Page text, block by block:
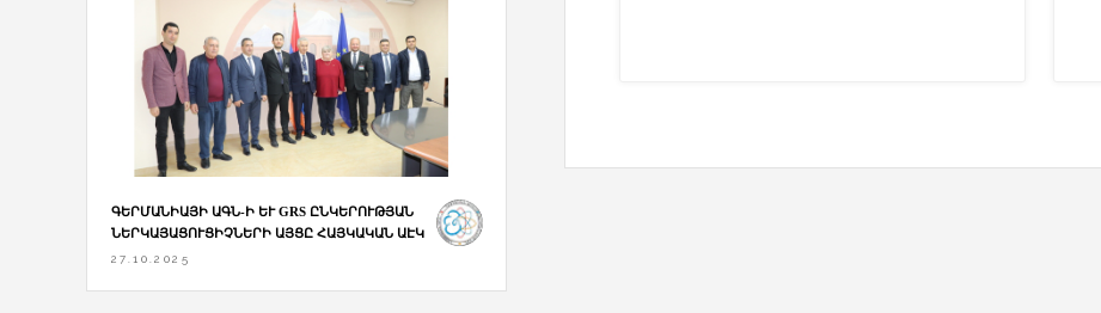
ԳԵՐՄԱՆԻԱՅԻ ԱԳՆ-Ի ԵՒ GRS ԸՆԿԵՐՈՒԹՅԱՆ Ն
ԵՐԿԱՅԱՑՈՒՑԻՉՆԵՐԻ ԱՅՑԸ ՀԱՅԿԱԿԱՆ ԱԷԿ
27.10.2025